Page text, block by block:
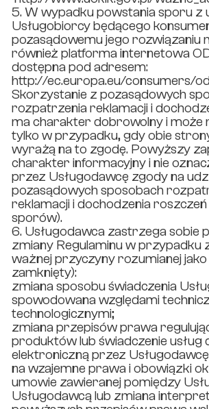
5. W wypadku powstania sporu z
Usługobiorcy będącego
pozasądowemu jego rozwiązaniu
również platforma internetowa
dostępna pod adresem:
http://ec.europa.eu/consumers/
Skorzystanie z pozasądowych
rozpatrzenia reklamacji i
ma charakter dobrowolny i może
tylko w przypadku, gdy obie
wyrażą na to zgodę. Powyższy
charakter informacyjny i nie
przez Usługodawcę zgody na
pozasądowych sposobach
reklamacji i dochodzenia
sporów).
6. Usługodawca zastrzega sobie
zmiany Regulaminu w przypadku
ważnej przyczyny rozumianej
zamknięty):
zmiana sposobu świadczenia
spowodowana względami
technologicznymi;
zmiana przepisów prawa
produktów lub świadczenie usług
elektroniczną przez
na wzajemne prawa i obowiązki
umowie zawieranej pomiędzy
Usługodawcą lub zmiana